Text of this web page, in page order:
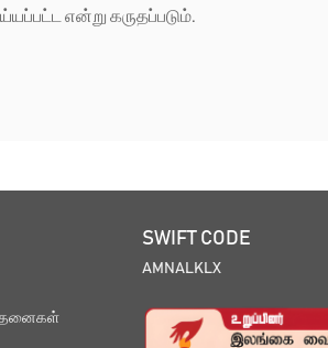
என்று கருதப்படும்.
SWIFT CODE
AMNALKLX